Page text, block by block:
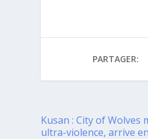
PARTAGER:
Kusan : City of
ultra-violence, arrive